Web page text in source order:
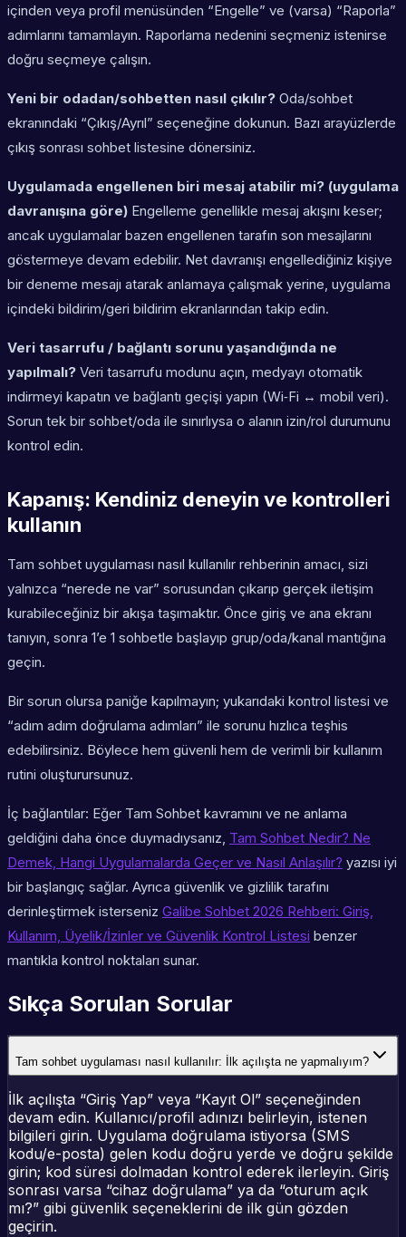
içinden veya profil menüsünden “Engelle” ve (varsa) “Raporla”
adımlarını tamamlayın. Raporlama nedenini seçmeniz istenirse
doğru seçmeye çalışın.
Yeni bir odadan/sohbetten nasıl çıkılır? Oda/sohbet
ekranındaki “Çıkış/Ayrıl” seçeneğine dokunun. Bazı arayüzlerde
çıkış sonrası sohbet listesine dönersiniz.
Uygulamada engellenen biri mesaj atabilir mi? (uygulama
davranışına göre) Engelleme genellikle mesaj akışını keser;
ancak uygulamalar bazen engellenen tarafın son mesajlarını
göstermeye devam edebilir. Net davranışı engellediğiniz kişiye
bir deneme mesajı atarak anlamaya çalışmak yerine, uygulama
içindeki bildirim/geri bildirim ekranlarından takip edin.
Veri tasarrufu / bağlantı sorunu yaşandığında ne
yapılmalı? Veri tasarrufu modunu açın, medyayı otomatik
indirmeyi kapatın ve bağlantı geçişi yapın (Wi‑Fi ↔ mobil veri).
Sorun tek bir sohbet/oda ile sınırlıysa o alanın izin/rol durumunu
kontrol edin.
Kapanış: Kendiniz deneyin ve kontrolleri
kullanın
Tam sohbet uygulaması nasıl kullanılır rehberinin amacı, sizi
yalnızca “nerede ne var” sorusundan çıkarıp gerçek iletişim
kurabileceğiniz bir akışa taşımaktır. Önce giriş ve ana ekranı
tanıyın, sonra 1’e 1 sohbetle başlayıp grup/oda/kanal mantığına
geçin.
Bir sorun olursa paniğe kapılmayın; yukarıdaki kontrol listesi ve
“adım adım doğrulama adımları” ile sorunu hızlıca teşhis
edebilirsiniz. Böylece hem güvenli hem de verimli bir kullanım
rutini oluşturursunuz.
İç bağlantılar: Eğer Tam Sohbet kavramını ve ne anlama
geldiğini daha önce duymadıysanız, Tam Sohbet Nedir? Ne
Demek, Hangi Uygulamalarda Geçer ve Nasıl Anlaşılır? yazısı iyi
bir başlangıç sağlar. Ayrıca güvenlik ve gizlilik tarafını
derinleştirmek isterseniz Galibe Sohbet 2026 Rehberi: Giriş,
Kullanım, Üyelik/İzinler ve Güvenlik Kontrol Listesi benzer
mantıkla kontrol noktaları sunar.
Sıkça Sorulan Sorular
Tam sohbet uygulaması nasıl kullanılır: İlk açılışta ne yapmalıyım?
İlk açılışta “Giriş Yap” veya “Kayıt Ol” seçeneğinden
devam edin. Kullanıcı/profil adınızı belirleyin, istenen
bilgileri girin. Uygulama doğrulama istiyorsa (SMS
kodu/e-posta) gelen kodu doğru yerde ve doğru şekilde
girin; kod süresi dolmadan kontrol ederek ilerleyin. Giriş
sonrası varsa “cihaz doğrulama” ya da “oturum açık
mı?” gibi güvenlik seçeneklerini de ilk gün gözden
geçirin.